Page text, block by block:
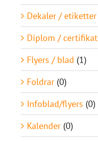
Dekaler / etiketter
Diplom / certifikat
Flyers / blad (1)
Foldrar (0)
Infoblad/flyers (0)
Kalender (0)